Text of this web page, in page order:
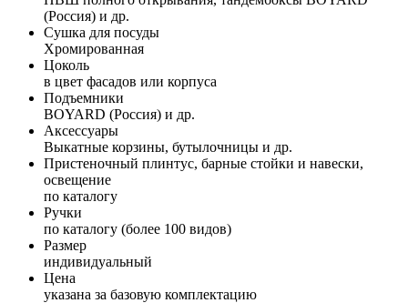
(Россия) и др.
Сушка для посуды
Хромированная
Цоколь
в цвет фасадов или корпуса
Подъемники
BOYARD (Россия) и др.
Аксессуары
Выкатные корзины, бутылочницы и др.
Пристеночный плинтус, барные стойки и навески,
освещение
по каталогу
Ручки
по каталогу (более 100 видов)
Размер
индивидуальный
Цена
указана за базовую комплектацию